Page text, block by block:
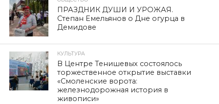
ПРАЗДНИК ДУШИ И УРОЖАЯ.
Степан Емельянов о Дне огурца в
Демидове
КУЛЬТУРА
В Центре Тенишевых состоялось
торжественное открытие выставки
«Смоленские ворота:
железнодорожная история в
живописи»